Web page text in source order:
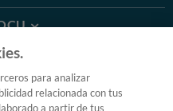
para analizar
relacionada con tus
a partir de tus